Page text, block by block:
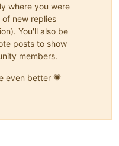
where you were
new replies
You'll also be
posts to show
members.
even better 💗